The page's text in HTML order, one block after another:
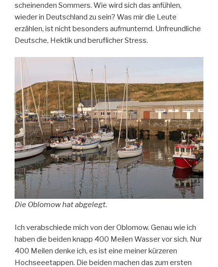
scheinenden Sommers. Wie wird sich das anfühlen,
wieder in Deutschland zu sein? Was mir die Leute
erzählen, ist nicht besonders aufmunternd. Unfreundliche
Deutsche, Hektik und beruflicher Stress.
Die Oblomow hat abgelegt.
Ich verabschiede mich von der Oblomow. Genau wie ich
haben die beiden knapp 400 Meilen Wasser vor sich. Nur
400 Meilen denke ich, es ist eine meiner kürzeren
Hochseeetappen. Die beiden machen das zum ersten